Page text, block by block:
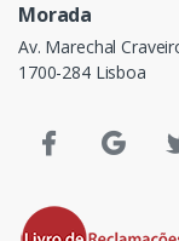
Morada
Av. Marechal
1700-284 Lisboa